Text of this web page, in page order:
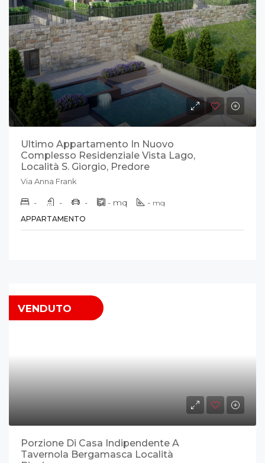
Ultimo Appartamento In Nuovo
Complesso Residenziale Vista Lago,
Località S. Giorgio, Predore
Via Anna Frank
- - - - mq - mq
APPARTAMENTO
VENDUTO
Porzione Di Casa Indipendente A
Tavernola Bergamasca Località